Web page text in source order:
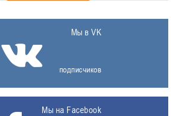
Мы в VK
подписчиков
Мы на Facebook